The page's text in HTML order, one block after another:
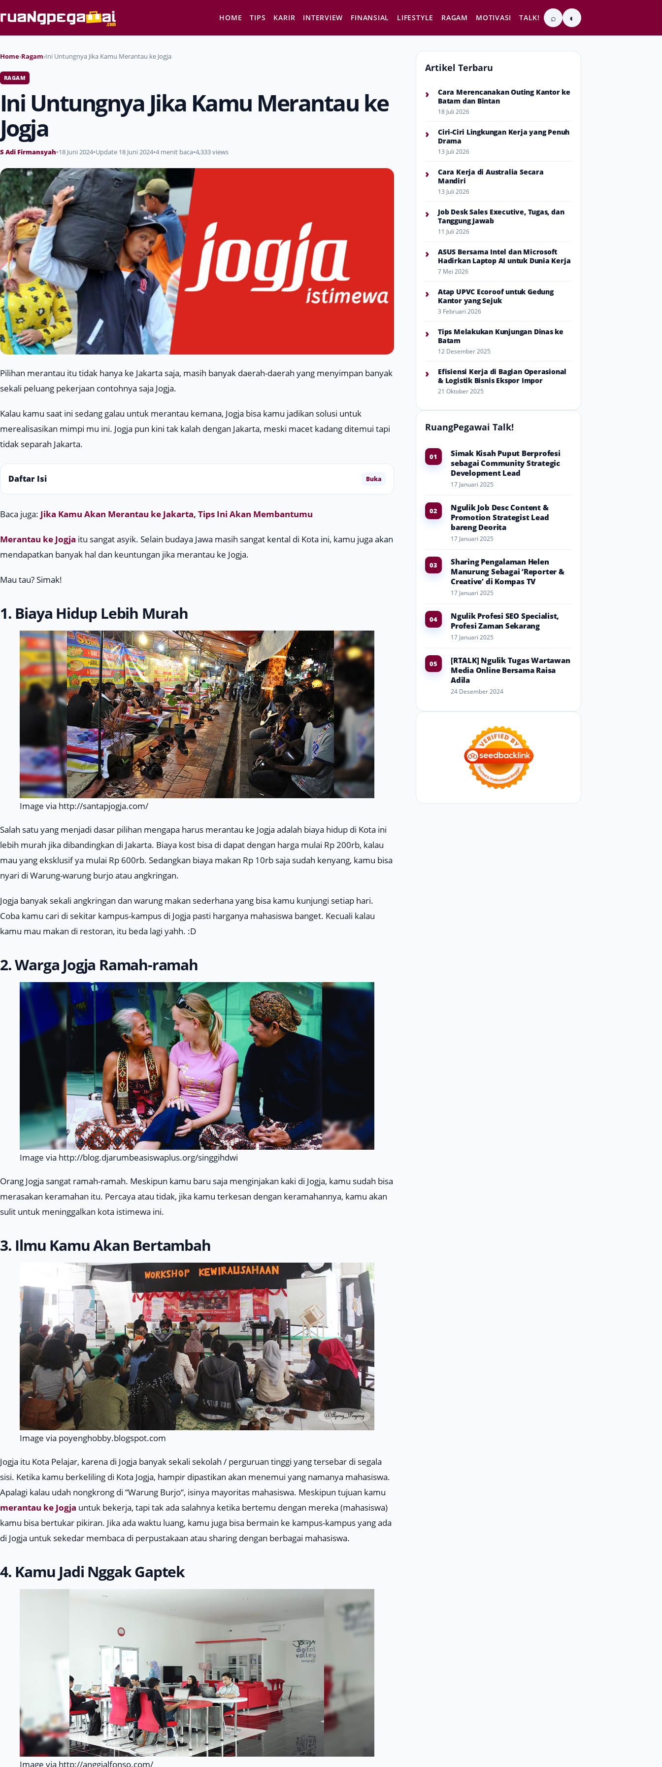
HOME TIPS KARIR INTERVIEW FINANSIAL LIFESTYLE RAGAM MOTIVASI TALK! ⌕ ◐
Home›Ragam›Ini Untungnya Jika Kamu Merantau ke Jogja
RAGAM
Ini Untungnya Jika Kamu Merantau ke
Jogja
S Adi Firmansyah•18 Juni 2024•Update 18 Juni 2024•4 menit baca•4,333 views
Pilihan merantau itu tidak hanya ke Jakarta saja, masih banyak daerah-daerah yang menyimpan banyak
sekali peluang pekerjaan contohnya saja Jogja.
Kalau kamu saat ini sedang galau untuk merantau kemana, Jogja bisa kamu jadikan solusi untuk
merealisasikan mimpi mu ini. Jogja pun kini tak kalah dengan Jakarta, meski macet kadang ditemui tapi
tidak separah Jakarta.
Daftar Isi Buka
Baca juga: Jika Kamu Akan Merantau ke Jakarta, Tips Ini Akan Membantumu
Merantau ke Jogja itu sangat asyik. Selain budaya Jawa masih sangat kental di Kota ini, kamu juga akan
mendapatkan banyak hal dan keuntungan jika merantau ke Jogja.
Mau tau? Simak!
1. Biaya Hidup Lebih Murah
Image via http://santapjogja.com/
Salah satu yang menjadi dasar pilihan mengapa harus merantau ke Jogja adalah biaya hidup di Kota ini
lebih murah jika dibandingkan di Jakarta. Biaya kost bisa di dapat dengan harga mulai Rp 200rb, kalau
mau yang eksklusif ya mulai Rp 600rb. Sedangkan biaya makan Rp 10rb saja sudah kenyang, kamu bisa
nyari di Warung-warung burjo atau angkringan.
Jogja banyak sekali angkringan dan warung makan sederhana yang bisa kamu kunjungi setiap hari.
Coba kamu cari di sekitar kampus-kampus di Jogja pasti harganya mahasiswa banget. Kecuali kalau
kamu mau makan di restoran, itu beda lagi yahh. :D
2. Warga Jogja Ramah-ramah
Image via http://blog.djarumbeasiswaplus.org/singgihdwi
Orang Jogja sangat ramah-ramah. Meskipun kamu baru saja menginjakan kaki di Jogja, kamu sudah bisa
merasakan keramahan itu. Percaya atau tidak, jika kamu terkesan dengan keramahannya, kamu akan
sulit untuk meninggalkan kota istimewa ini.
3. Ilmu Kamu Akan Bertambah
Image via poyenghobby.blogspot.com
Jogja itu Kota Pelajar, karena di Jogja banyak sekali sekolah / perguruan tinggi yang tersebar di segala
sisi. Ketika kamu berkeliling di Kota Jogja, hampir dipastikan akan menemui yang namanya mahasiswa.
Apalagi kalau udah nongkrong di “Warung Burjo“, isinya mayoritas mahasiswa. Meskipun tujuan kamu
merantau ke Jogja untuk bekerja, tapi tak ada salahnya ketika bertemu dengan mereka (mahasiswa)
kamu bisa bertukar pikiran. Jika ada waktu luang, kamu juga bisa bermain ke kampus-kampus yang ada
di Jogja untuk sekedar membaca di perpustakaan atau sharing dengan berbagai mahasiswa.
4. Kamu Jadi Nggak Gaptek
Image via http://anggialfonso.com/
Artikel Terbaru
›
Cara Merencanakan Outing Kantor ke
Batam dan Bintan
18 Juli 2026
›
Ciri-Ciri Lingkungan Kerja yang Penuh
Drama
13 Juli 2026
›
Cara Kerja di Australia Secara
Mandiri
13 Juli 2026
›
Job Desk Sales Executive, Tugas, dan
Tanggung Jawab
11 Juli 2026
›
ASUS Bersama Intel dan Microsoft
Hadirkan Laptop AI untuk Dunia Kerja
7 Mei 2026
›
Atap UPVC Ecoroof untuk Gedung
Kantor yang Sejuk
3 Februari 2026
›
Tips Melakukan Kunjungan Dinas ke
Batam
12 Desember 2025
›
Efisiensi Kerja di Bagian Operasional
& Logistik Bisnis Ekspor Impor
21 Oktober 2025
RuangPegawai Talk!
01
Simak Kisah Puput Berprofesi
sebagai Community Strategic
Development Lead
17 Januari 2025
02
Ngulik Job Desc Content &
Promotion Strategist Lead
bareng Deorita
17 Januari 2025
03
Sharing Pengalaman Helen
Manurung Sebagai ‘Reporter &
Creative’ di Kompas TV
17 Januari 2025
04
Ngulik Profesi SEO Specialist,
Profesi Zaman Sekarang
17 Januari 2025
05
[RTALK] Ngulik Tugas Wartawan
Media Online Bersama Raisa
Adila
24 Desember 2024